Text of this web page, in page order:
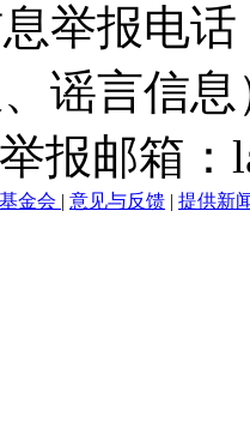
举报电
谣言信
报邮箱
金会 | 意见与反馈 | 提供新